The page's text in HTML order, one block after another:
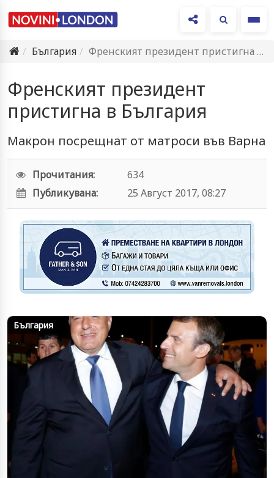
България
Френският президент пристигна в България
Френският президент
пристигна в България
Макрон посрещнат от матроси във Варна
Прочитания:
634
Публикувана:
25 Август 2017, 08:27
България